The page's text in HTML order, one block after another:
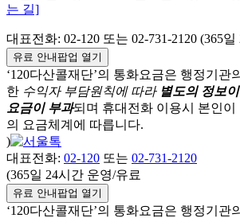
는 길]
대표전화: 02-120 또는 02-731-2120 (365
유료 안내팝업 열기
‘120다산콜재단’의 통화요금은 행정기관
한 수익자 부담원칙에 따라 별도의 정보
요금이 부과되며 휴대전화 이용시 본인
의 요금체계에 따릅니다.
)
대표전화: 02-120 또는 02-731-2120
(365일 24시간 운영/유료
유료 안내팝업 열기
‘120다산콜재단’의 통화요금은 행정기관